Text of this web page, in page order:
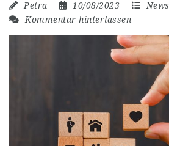
Petra 10/08/2023 News
Kommentar hinterlassen